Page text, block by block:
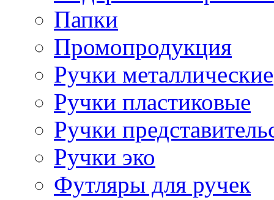
Папки
Промопродукция
Ручки металлические
Ручки пластиковые
Ручки
Ручки эко
Футляры для ручек